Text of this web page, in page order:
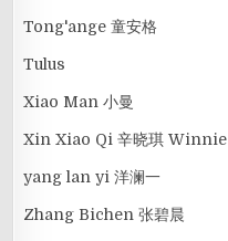
Tong'ange 童安格
Tulus
Xiao Man 小曼
Xin Xiao Qi 辛晓琪
yang lan yi 洋澜一
Zhang Bichen 张碧晨